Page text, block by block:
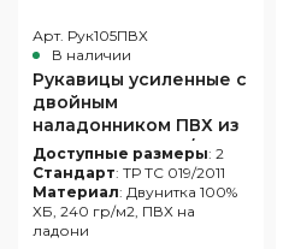
Арт. Рук105ПВХ
В наличии
Рукавицы усиленные с
двойным
наладонником ПВХ из
двунитки 240 гр/м2
Доступные размеры: 2
Стандарт: ТР ТС 019/2011
Материал: Двунитка 100%
ХБ, 240 гр/м2, ПВХ на
ладони